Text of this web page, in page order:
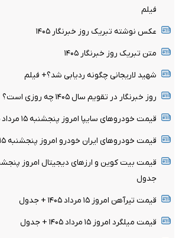
فیلم
عکس نوشته تبریک روز خبرنگار ۱۴۰۵
متن تبریک روز خبرنگار ۱۴۰۵
شهید لاریجانی چگونه ردیابی شد؟+ فیلم
روز خبرنگار در تقویم سال ۱۴۰۵ چه روزی است؟
قیمت خودرو‌های سایپا امروز پنجشنبه ۱۵ مرداد ۱۴۰۵ + جدول
قیمت خودرو‌های ایران خودرو امروز پنجشنبه ۱۵ مرداد ۱۴۰۵ + جدول
جدول
قیمت تیرآهن امروز ۱۵ مرداد ۱۴۰۵ + جدول
قیمت میلگرد امروز ۱۵ مرداد ۱۴۰۵ + جدول